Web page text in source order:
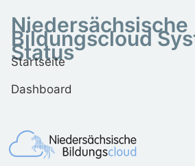
Niedersächsische
Bildungscloud
Status
Startseite
Dashboard